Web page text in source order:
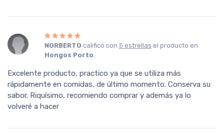
NORBERTO calificó con 5 estrellas el producto en
Hongos Porto.
Excelente producto, practico ya que se utiliza más
rápidamente en comidas, de último momento. Conserva su
sabor. Riquísimo, recomiendo comprar y además ya lo
volveré a hacer